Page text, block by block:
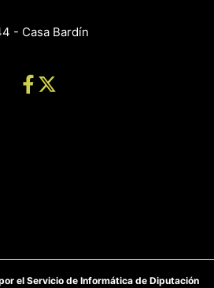
- Casa Bardín
el Servicio de Informática de Diputación